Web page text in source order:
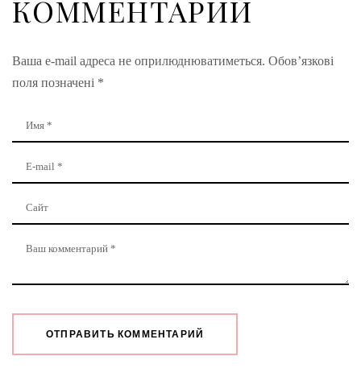
КОММЕНТАРИЙ
Ваша e-mail адреса не оприлюднюватиметься. Обов’язкові
поля позначені *